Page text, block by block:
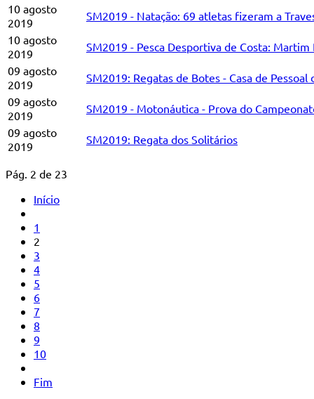
10 agosto
2019
SM2019 - Natação: 69 atletas fizeram a
10 agosto
2019
SM2019 - Pesca Desportiva de Costa:
09 agosto
2019
SM2019: Regatas de Botes - Casa de Pessoal
09 agosto
2019
SM2019 - Motonáutica - Prova do
09 agosto
2019
SM2019: Regata dos Solitários
Pág. 2 de 23
Início
1
2
3
4
5
6
7
8
9
10
Fim